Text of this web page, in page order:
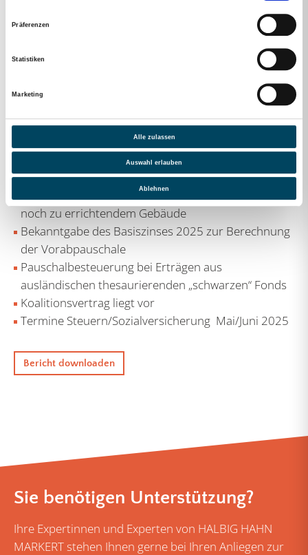
Präferenzen
Statistiken
Marketing
Alle zulassen
Auswahl erlauben
Ablehnen
Mitunternehmerschaft bei kaufmännischer Führung
Abgabefristen für die Einkommensteuererklärung
PV-Anlage: Lieferung von Mieterstrom stellt eine
selbstständige Hauptleistung dar
Wirtschaftliches Eigentum von Sicherungsaktien
Grunderwerbsteuerpflicht von „nachträglichen
Sonderwünschen“ beim Grundstückserwerb mit
noch zu errichtendem Gebäude
Bekanntgabe des Basiszinses 2025 zur Berechnung
der Vorabpauschale
Pauschalbesteuerung bei Erträgen aus
ausländischen thesaurierenden „schwarzen“ Fonds
Koalitionsvertrag liegt vor
Termine Steuern/Sozialversicherung Mai/Juni 2025
Bericht downloaden
Sie benötigen Unterstützung?
Ihre Expertinnen und Experten von HALBIG HAHN
MARKERT stehen Ihnen gerne bei Ihren Anliegen zur